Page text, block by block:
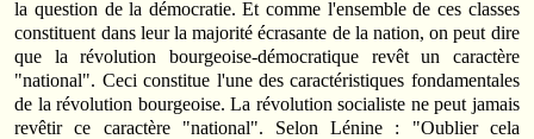
la question de la démocratie. Et comme l'ensemble de ces classes
constituent dans leur la majorité écrasante de la nation, on peut dire
que la révolution bourgeoise-démocratique revêt un caractère
"national". Ceci constitue l'une des caractéristiques fondamentales
de la révolution bourgeoise. La révolution socialiste ne peut jamais
revêtir ce caractère "national". Selon Lénine : "Oublier cela